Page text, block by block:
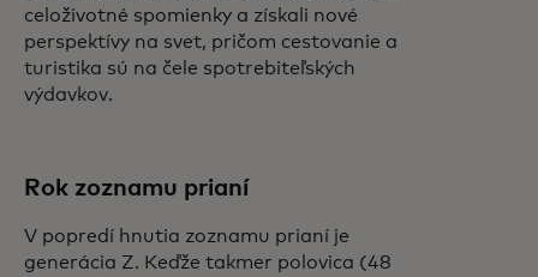
celoživotné spomienky a získali nové
perspektívy na svet, pričom cestovanie a
turistika sú na čele spotrebiteľských
výdavkov.
Rok zoznamu prianí
V popredí hnutia zoznamu prianí je
generácia Z. Keďže takmer polovica (48